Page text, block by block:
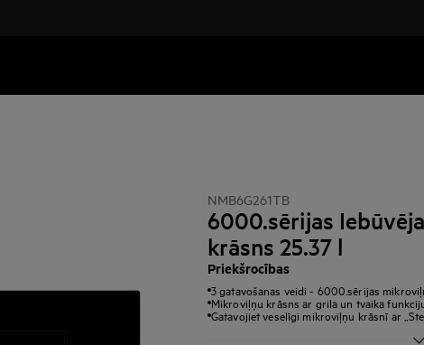
NMB6G261TB
6000.sērijas
krāsns 25.37 l
Priekšrocības
3 gatavošanas veidi - 6000.sērijas
Mikroviļņu krāsns ar grila un tvaika
Gatavojiet veselīgi mikroviļņu krāsnī ar